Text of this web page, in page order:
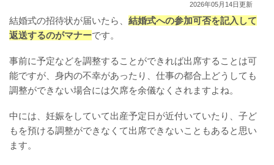
2026年05月14日更新
結婚式の招待状が届いたら、 結婚式への参加可否を記入して
返送するのがマナーです。
事前に予定などを調整することができれば出席することは可
能ですが、身内の不幸があったり、仕事の都合上どうしても
調整ができない場合には欠席を余儀なくされますよね。
中には、妊娠をしていて出産予定日が近付いていたり、子ど
もを預ける調整ができなくて出席できないこともあると思い
ます。